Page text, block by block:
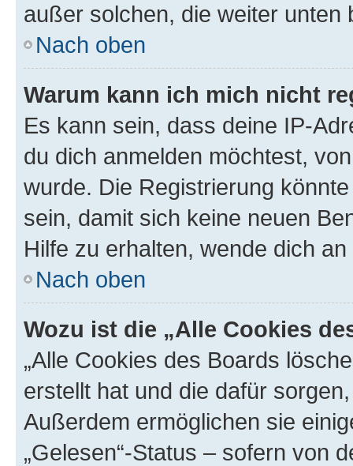
außer solchen, die weiter unten
Nach oben
Warum kann ich mich nicht
Es kann sein, dass deine IP-
du dich anmelden möchtest,
wurde. Die Registrierung
sein, damit sich keine neuen
Hilfe zu erhalten, wende dich
Nach oben
Wozu ist die „Alle Cookies
„Alle Cookies des Boards
erstellt hat und die dafür
Außerdem ermöglichen sie
„Gelesen“-Status – sofern von